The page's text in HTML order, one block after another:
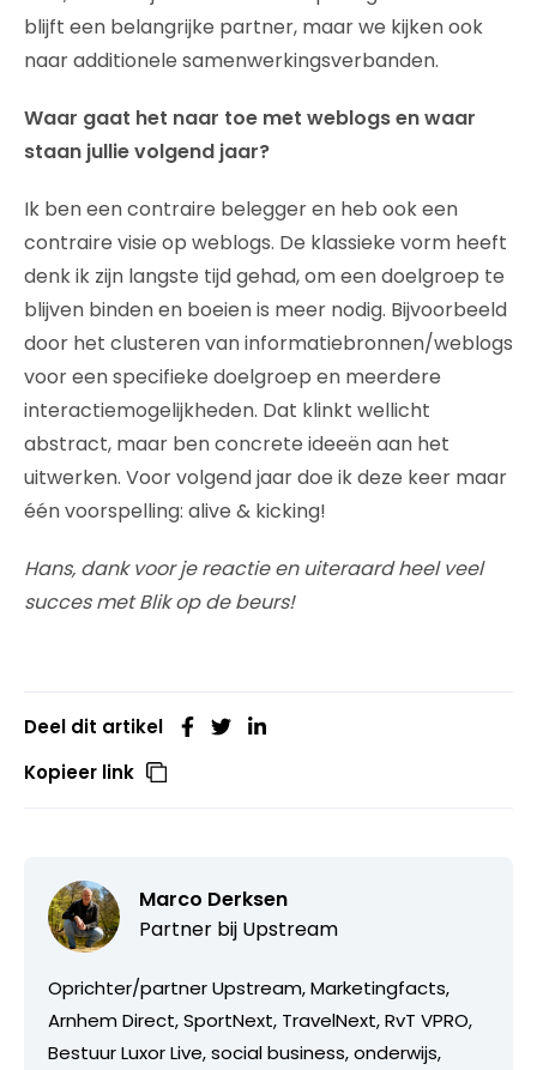
blijft een belangrijke partner, maar we kijken ook
naar additionele samenwerkingsverbanden.
Waar gaat het naar toe met weblogs en waar
staan jullie volgend jaar?
Ik ben een contraire belegger en heb ook een
contraire visie op weblogs. De klassieke vorm heeft
denk ik zijn langste tijd gehad, om een doelgroep te
blijven binden en boeien is meer nodig. Bijvoorbeeld
door het clusteren van informatiebronnen/weblogs
voor een specifieke doelgroep en meerdere
interactiemogelijkheden. Dat klinkt wellicht
abstract, maar ben concrete ideeën aan het
uitwerken. Voor volgend jaar doe ik deze keer maar
één voorspelling: alive & kicking!
Hans, dank voor je reactie en uiteraard heel veel
succes met Blik op de beurs!
Deel dit artikel
Kopieer link
Marco Derksen
Partner bij Upstream
Oprichter/partner Upstream, Marketingfacts,
Arnhem Direct, SportNext, TravelNext, RvT VPRO,
Bestuur Luxor Live, social business, onderwijs,